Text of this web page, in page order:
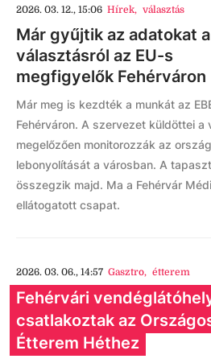
2026. 03. 12., 15:06 Hírek, választás
Már gyűjtik az adatokat a
választásról az EU-s
megfigyelők Fehérváron
Már meg is kezdték a munkát az
Fehérváron. A szervezet küldöttei
megelőzően monitorozzák az
lebonyolítását a városban. A
összegzik majd. Ma a Fehérvár
ellátogatott csapat.
2026. 03. 06., 14:57 Gasztro, étterem
Fehérvári
csatlakoztak az
Étterem Héthez